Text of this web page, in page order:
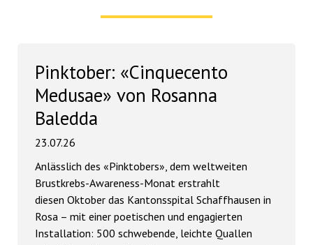
Pinktober: «Cinquecento
Medusae» von Rosanna
Baledda
23.07.26
Anlässlich des «Pinktobers», dem weltweiten
Brustkrebs-Awareness-Monat erstrahlt
diesen Oktober das Kantonsspital Schaffhausen in
Rosa – mit einer poetischen und engagierten
Installation: 500 schwebende, leichte Quallen